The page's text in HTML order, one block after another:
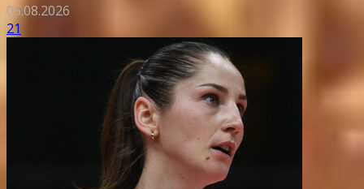
05.08.2026
21